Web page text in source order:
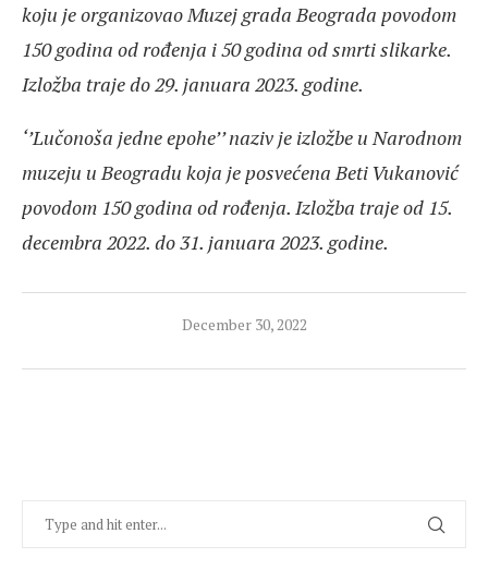
koju je organizovao Muzej grada Beograda povodom
150 godina od rođenja i 50 godina od smrti slikarke.
Izložba traje do 29. januara 2023. godine.
‘’Lučonoša jedne epohe’’ naziv je izložbe u Narodnom
muzeju u Beogradu koja je posvećena Beti Vukanović
povodom 150 godina od rođenja. Izložba traje od 15.
decembra 2022. do 31. januara 2023. godine.
December 30, 2022